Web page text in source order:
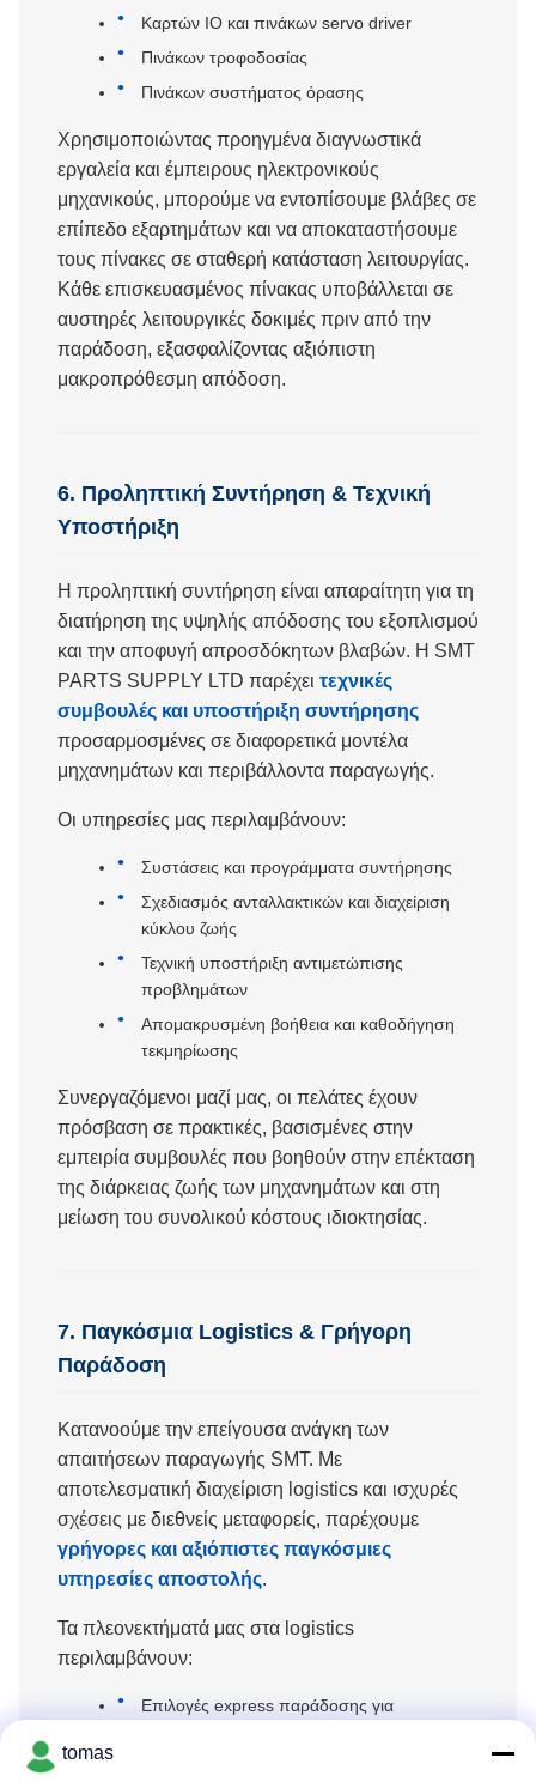
Καρτών IO και πινάκων servo driver
Πινάκων τροφοδοσίας
Πινάκων συστήματος όρασης
Χρησιμοποιώντας προηγμένα διαγνωστικά
εργαλεία και έμπειρους ηλεκτρονικούς
μηχανικούς, μπορούμε να εντοπίσουμε βλάβες σε
επίπεδο εξαρτημάτων και να αποκαταστήσουμε
τους πίνακες σε σταθερή κατάσταση λειτουργίας.
Κάθε επισκευασμένος πίνακας υποβάλλεται σε
αυστηρές λειτουργικές δοκιμές πριν από την
παράδοση, εξασφαλίζοντας αξιόπιστη
μακροπρόθεσμη απόδοση.
6. Προληπτική Συντήρηση & Τεχνική
Υποστήριξη
Η προληπτική συντήρηση είναι απαραίτητη για τη
διατήρηση της υψηλής απόδοσης του εξοπλισμού
και την αποφυγή απροσδόκητων βλαβών. Η SMT
PARTS SUPPLY LTD παρέχει τεχνικές
συμβουλές και υποστήριξη συντήρησης
προσαρμοσμένες σε διαφορετικά μοντέλα
μηχανημάτων και περιβάλλοντα παραγωγής.
Οι υπηρεσίες μας περιλαμβάνουν:
Συστάσεις και προγράμματα συντήρησης
Σχεδιασμός ανταλλακτικών και διαχείριση
κύκλου ζωής
Τεχνική υποστήριξη αντιμετώπισης
προβλημάτων
Απομακρυσμένη βοήθεια και καθοδήγηση
τεκμηρίωσης
Συνεργαζόμενοι μαζί μας, οι πελάτες έχουν
πρόσβαση σε πρακτικές, βασισμένες στην
εμπειρία συμβουλές που βοηθούν στην επέκταση
της διάρκειας ζωής των μηχανημάτων και στη
μείωση του συνολικού κόστους ιδιοκτησίας.
7. Παγκόσμια Logistics & Γρήγορη
Παράδοση
Κατανοούμε την επείγουσα ανάγκη των
απαιτήσεων παραγωγής SMT. Με
αποτελεσματική διαχείριση logistics και ισχυρές
σχέσεις με διεθνείς μεταφορείς, παρέχουμε
γρήγορες και αξιόπιστες παγκόσμιες
υπηρεσίες αποστολής.
Τα πλεονεκτήματά μας στα logistics
περιλαμβάνουν:
Επιλογές express παράδοσης για
tomas